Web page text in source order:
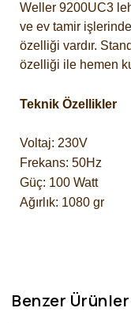
Weller 9200UC3
ve ev tamir
özelliği vardır.
özelliği ile hemen
Teknik Özellikler
Voltaj: 230V
Frekans: 50Hz
Güç: 100 Watt
Ağırlık: 1080 gr
Benzer Ürünler